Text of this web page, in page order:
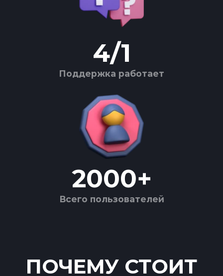
4/1
Поддержка работает
2000+
Всего пользователей
ПОЧЕМУ СТОИТ